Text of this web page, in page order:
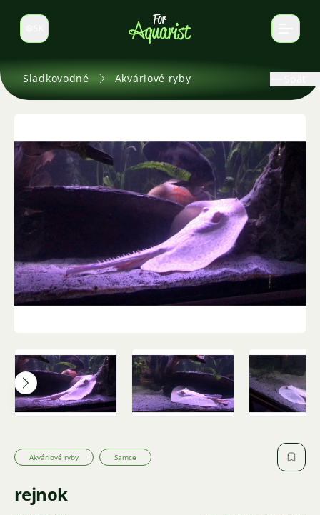
Prepnúť jazyk
Sladkovodné Akváriové ryby
Akváriové ryby Samce
rejnok